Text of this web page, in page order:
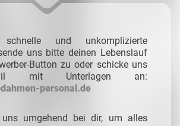
und unkomplizierte
uns bitte deinen Lebenslauf
Button zu oder schicke uns
mit Unterlagen an:
personal.de
umgehend bei dir, um alles